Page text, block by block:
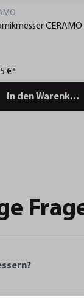
CERAMO
€*
In den Warenkorb